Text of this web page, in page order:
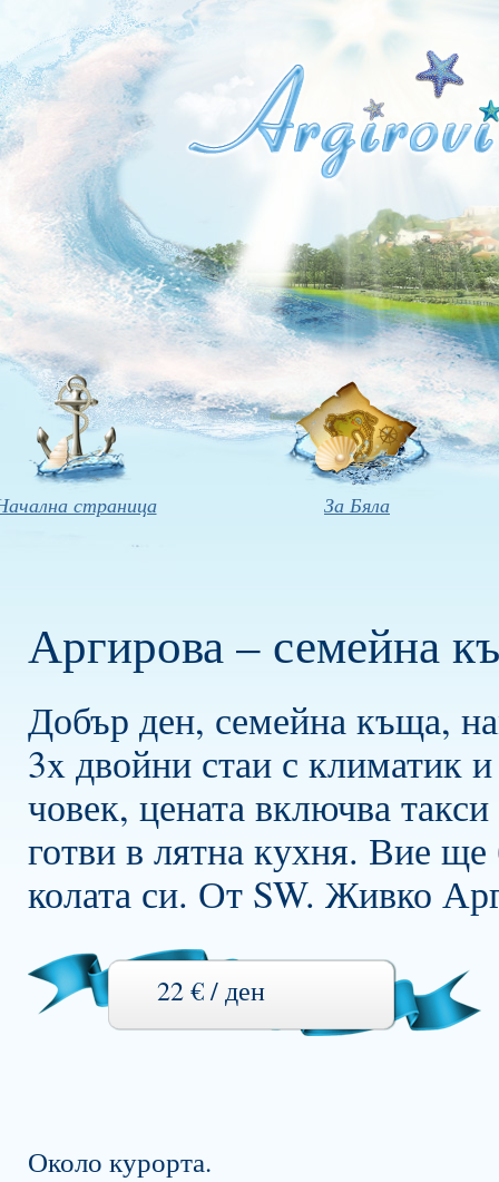
страница За Бяла
Аргирова – семейна
Добър ден, семейна къща,
3x двойни стаи с климатик
човек, цената включва
готви в лятна кухня. Вие ще
колата си. От SW. Живко
22 € / ден
Около курорта.